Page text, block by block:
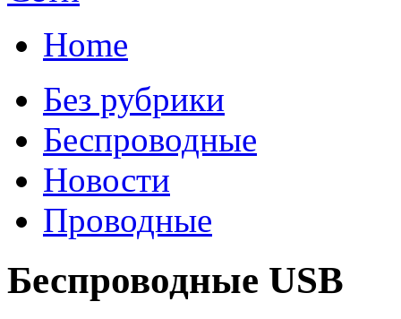
Home
Без рубрики
Беспроводные
Новости
Проводные
Беспроводные USB